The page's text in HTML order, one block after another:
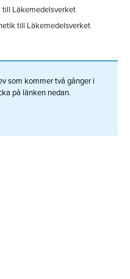
till Läkemedelsverket
till Läkemedelsverket
som kommer två gånger i
på länken nedan.